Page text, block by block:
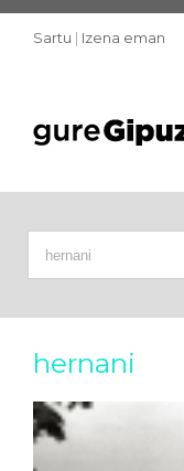
Sartu | Izena eman
hernani